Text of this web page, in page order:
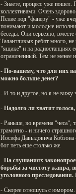
- Знаете, процесс уже
коллективами. Очень
Пение под "фанеру" - уже
понимают и молодые
беседы. Они серьезно,
Талантливых ребят много,
"ящике" и на радиостанциях
ограниченный. Тем не менее
- По-вашему, что для них
можно больше денег?
- И то и другое, но я не вижу
- Надолго ли хватит
- Раньше, во времена "чеса",
грамотно - и ничего
Иосифа Давыдовича
бог петь еще столько же.
- На слушаниях
борьбы за чистоту жанра,
уголовного
- Скорее отношусь с юмором.